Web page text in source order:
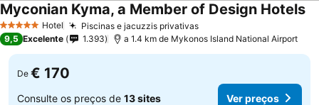
5 Estrelas Hotel Piscinas e jacuzzis privativas
Myconian Kyma, a Member of Design Hotels
9,5 Excelente 1.393 a 1.4 km de Mykonos Island National Airport
De € 170
Consulte os preços de 13 sites Ver preços